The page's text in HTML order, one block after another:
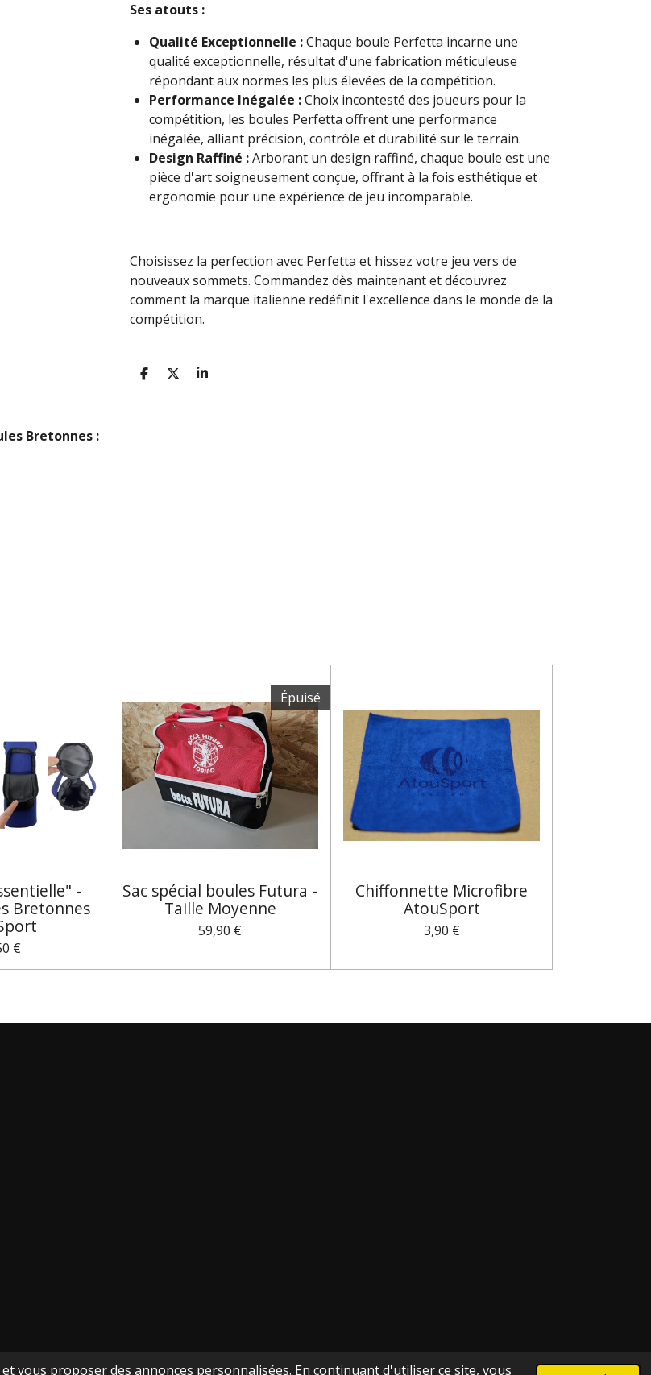
vous proposer des annonces personnalisées. En continuant d'utiliser ce site, vous
Ses atouts :
Qualité Exceptionnelle :Chaque boule Perfetta incarne une
qualité exceptionnelle, résultat d'une fabrication méticuleuse
répondant aux normes les plus élevées de la compétition.
Performance Inégalée :Choix incontesté des joueurs pour la
compétition, les boules Perfetta offrent une performance
inégalée, alliant précision, contrôle et durabilité sur le terrain.
Design Raffiné :Arborant un design raffiné, chaque boule est une
pièce d'art soigneusement conçue, offrant à la fois esthétique et
ergonomie pour une expérience de jeu incomparable.
Choisissez la perfection avec Perfetta et hissez votre jeu vers de
nouveaux sommets. Commandez dès maintenant et découvrez
comment la marque italienne redéfinit l'excellence dans le monde de la
compétition.
P
P
P
Bretonnes :
-
Bretonnes
€
Épuisé
Sac spécial boules Futura -
Taille Moyenne
59,90 €
Chiffonnette Microfibre
AtouSport
3,90 €